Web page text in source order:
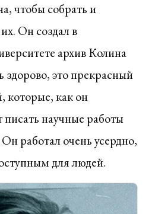
чтобы собрать и
Он создал в
архив Колина
здорово, это прекрасный
которые, как он
писать научные работы
работал очень усердно,
для людей.